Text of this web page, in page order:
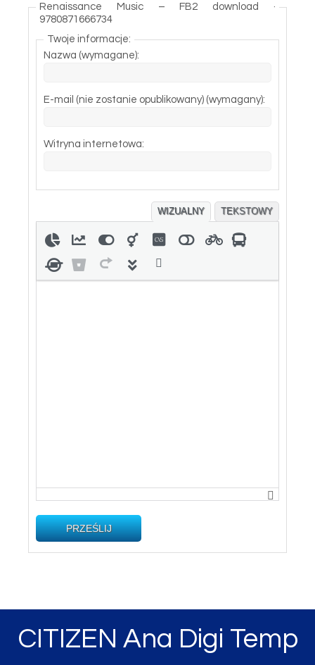
Renaissance Music – FB2 download ·
9780871666734
Twoje informacje:
Nazwa (wymagane):
E-mail (nie zostanie opublikowany) (wymagany):
Witryna internetowa:
WIZUALNY TEKSTOWY
PRZEŚLIJ
CITIZEN Ana Digi Temp